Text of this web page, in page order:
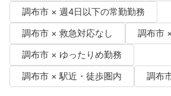
調布市 × 週4日以下の常勤勤務
調布市 × 救急対応なし
調布市
調布市 × ゆったりめ勤務
調布市 × 駅近・徒歩圏内
調布